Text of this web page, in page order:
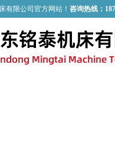
有限公司官方网站！ 咨询热线：